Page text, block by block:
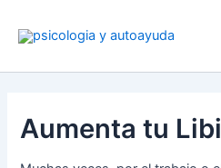
Aumenta tu